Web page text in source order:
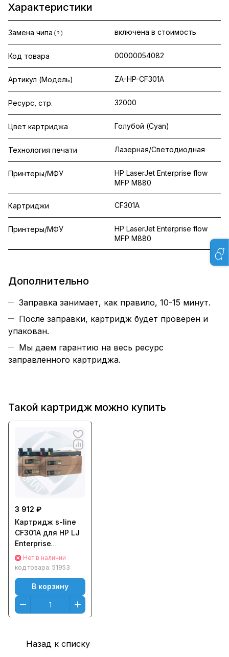
Характеристики
Замена чипа ? включена в стоимость
Код товара 00000054082
Артикул (Модель) ZA-HP-CF301A
Ресурс, стр. 32000
Цвет картриджа Голубой (Cyan)
Технология печати Лазерная/Светодиодная
Принтеры/МФУ
HP LaserJet Enterprise flow
MFP M880
Картриджи CF301A
Принтеры/МФУ
HP LaserJet Enterprise flow
MFP M880
Дополнительно
Заправка занимает, как правило, 10-15 минут.
После заправки, картридж будет проверен и
упакован.
Мы даем гарантию на весь ресурс
заправленного картриджа.
Такой картридж можно купить
3 912 ₽
Картридж s-line
CF301A для HP LJ
Enterprise
M880z/M880z+
(32000стр.)
Нет в наличии
код товара: 51953
В корзину
Назад к списку